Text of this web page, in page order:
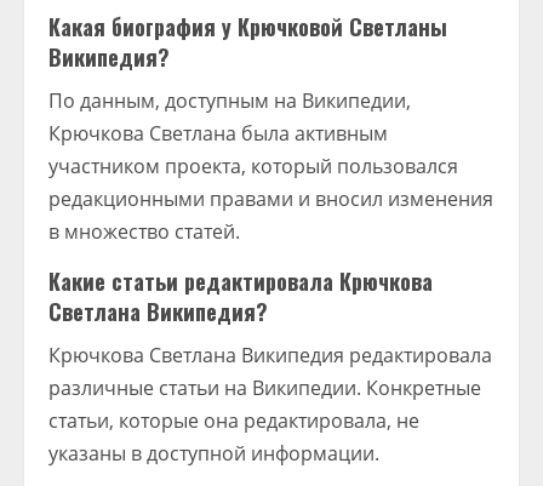
Какая биография у Крючковой Светланы
Википедия?
По данным, доступным на Википедии,
Крючкова Светлана была активным
участником проекта, который пользовался
редакционными правами и вносил изменения
в множество статей.
Какие статьи редактировала Крючкова
Светлана Википедия?
Крючкова Светлана Википедия редактировала
различные статьи на Википедии. Конкретные
статьи, которые она редактировала, не
указаны в доступной информации.